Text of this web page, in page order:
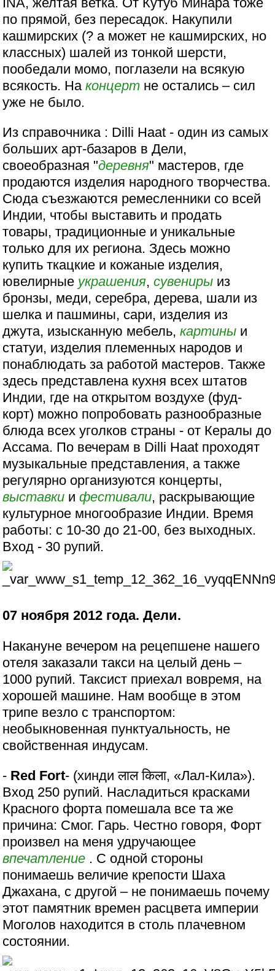
по прямой, без пересадок. Накупили
кашмирских (? а может не кашмирских, но
классных) шалей из тонкой шерсти,
пообедали момо, поглазели на всякую
всякость. Наконцерт не остались – сил
уже не было.
Из справочника : Dilli Haat - один из самых
больших арт-базаров в Дели,
своеобразная "деревня" мастеров, где
продаются изделия народного творчества.
Сюда съезжаются ремесленники со всей
Индии, чтобы выставить и продать
товары, традиционные и уникальные
только для их региона. Здесь можно
купить ткацкие и кожаные изделия,
ювелирные украшения,сувениры из
бронзы, меди, серебра, дерева, шали из
шелка и пашмины, сари, изделия из
джута, изысканную мебель,картины и
статуи, изделия племенных народов и
понаблюдать за работой мастеров. Также
здесь представлена кухня всех штатов
Индии, где на открытом воздухе (фуд-
корт) можно попробовать разнообразные
блюда всех уголков страны - от Кералы до
Ассама. По вечерам в Dilli Haat проходят
музыкальные представления, а также
регулярно организуются концерты,
выставки ифестивали, раскрывающие
культурное многообразие Индии. Время
работы: с 10-30 до 21-00, без выходных.
Вход - 30 рупий.
07 ноября 2012 года. Дели.
Накануне вечером на рецепшене нашего
отеля заказали такси на целый день –
1000 рупий. Таксист приехал вовремя, на
хорошей машине. Нам вообще в этом
трипе везло с транспортом:
необыкновенная пунктуальность, не
свойственная индусам.
- Red Fort- (хинди लाल किला, «Лал-Кила»).
Вход 250 рупий. Насладиться красками
Красного форта помешала все та же
причина: Смог. Гарь. Честно говоря, Форт
произвел на меня удручающее
впечатление . С одной стороны
понимаешь величие крепости Шаха
Джахана, с другой – не понимаешь почему
этот памятник времен расцвета империи
Моголов находится в столь плачевном
состоянии.